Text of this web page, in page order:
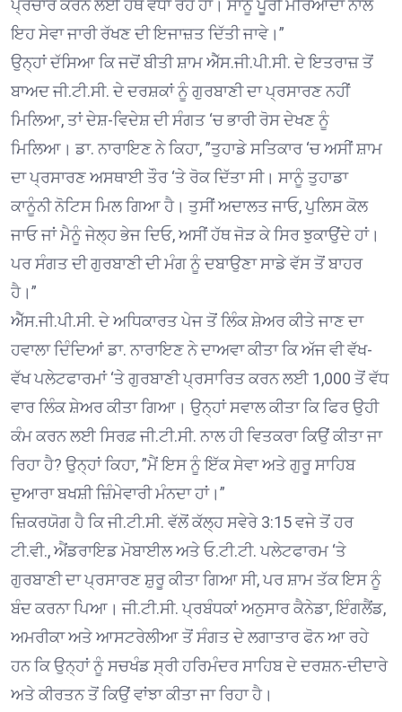
ਪ੍ਰਚਾਰ ਕਰਨ ਲਈ ਹੱਥ ਵਧਾ ਰਹੇ ਹਾਂ। ਸਾਨੂੰ ਪੂਰੀ ਮਰਿਆਦਾ ਨਾਲ
ਇਹ ਸੇਵਾ ਜਾਰੀ ਰੱਖਣ ਦੀ ਇਜਾਜ਼ਤ ਦਿੱਤੀ ਜਾਵੇ।”
ਉਨ੍ਹਾਂ ਦੱਸਿਆ ਕਿ ਜਦੋਂ ਬੀਤੀ ਸ਼ਾਮ ਐੱਸ.ਜੀ.ਪੀ.ਸੀ. ਦੇ ਇਤਰਾਜ਼ ਤੋਂ
ਬਾਅਦ ਜੀ.ਟੀ.ਸੀ. ਦੇ ਦਰਸ਼ਕਾਂ ਨੂੰ ਗੁਰਬਾਣੀ ਦਾ ਪ੍ਰਸਾਰਣ ਨਹੀਂ
ਮਿਲਿਆ, ਤਾਂ ਦੇਸ਼-ਵਿਦੇਸ਼ ਦੀ ਸੰਗਤ ‘ਚ ਭਾਰੀ ਰੋਸ ਦੇਖਣ ਨੂੰ
ਮਿਲਿਆ। ਡਾ. ਨਾਰਾਇਣ ਨੇ ਕਿਹਾ, ”ਤੁਹਾਡੇ ਸਤਿਕਾਰ ‘ਚ ਅਸੀਂ ਸ਼ਾਮ
ਦਾ ਪ੍ਰਸਾਰਣ ਅਸਥਾਈ ਤੌਰ ‘ਤੇ ਰੋਕ ਦਿੱਤਾ ਸੀ। ਸਾਨੂੰ ਤੁਹਾਡਾ
ਕਾਨੂੰਨੀ ਨੋਟਿਸ ਮਿਲ ਗਿਆ ਹੈ। ਤੁਸੀਂ ਅਦਾਲਤ ਜਾਓ, ਪੁਲਿਸ ਕੋਲ
ਜਾਓ ਜਾਂ ਮੈਨੂੰ ਜੇਲ੍ਹ ਭੇਜ ਦਿਓ, ਅਸੀਂ ਹੱਥ ਜੋੜ ਕੇ ਸਿਰ ਝੁਕਾਉਂਦੇ ਹਾਂ।
ਪਰ ਸੰਗਤ ਦੀ ਗੁਰਬਾਣੀ ਦੀ ਮੰਗ ਨੂੰ ਦਬਾਉਣਾ ਸਾਡੇ ਵੱਸ ਤੋਂ ਬਾਹਰ
ਹੈ।”
ਐੱਸ.ਜੀ.ਪੀ.ਸੀ. ਦੇ ਅਧਿਕਾਰਤ ਪੇਜ ਤੋਂ ਲਿੰਕ ਸ਼ੇਅਰ ਕੀਤੇ ਜਾਣ ਦਾ
ਹਵਾਲਾ ਦਿੰਦਿਆਂ ਡਾ. ਨਾਰਾਇਣ ਨੇ ਦਾਅਵਾ ਕੀਤਾ ਕਿ ਅੱਜ ਵੀ ਵੱਖ-
ਵੱਖ ਪਲੇਟਫਾਰਮਾਂ ‘ਤੇ ਗੁਰਬਾਣੀ ਪ੍ਰਸਾਰਿਤ ਕਰਨ ਲਈ 1,000 ਤੋਂ ਵੱਧ
ਵਾਰ ਲਿੰਕ ਸ਼ੇਅਰ ਕੀਤਾ ਗਿਆ। ਉਨ੍ਹਾਂ ਸਵਾਲ ਕੀਤਾ ਕਿ ਫਿਰ ਉਹੀ
ਕੰਮ ਕਰਨ ਲਈ ਸਿਰਫ਼ ਜੀ.ਟੀ.ਸੀ. ਨਾਲ ਹੀ ਵਿਤਕਰਾ ਕਿਉਂ ਕੀਤਾ ਜਾ
ਰਿਹਾ ਹੈ? ਉਨ੍ਹਾਂ ਕਿਹਾ, ”ਮੈਂ ਇਸ ਨੂੰ ਇੱਕ ਸੇਵਾ ਅਤੇ ਗੁਰੂ ਸਾਹਿਬ
ਦੁਆਰਾ ਬਖਸ਼ੀ ਜ਼ਿੰਮੇਵਾਰੀ ਮੰਨਦਾ ਹਾਂ।”
ਜ਼ਿਕਰਯੋਗ ਹੈ ਕਿ ਜੀ.ਟੀ.ਸੀ. ਵੱਲੋਂ ਕੱਲ੍ਹ ਸਵੇਰੇ 3:15 ਵਜੇ ਤੋਂ ਹਰ
ਟੀ.ਵੀ., ਐਂਡਰਾਇਡ ਮੋਬਾਈਲ ਅਤੇ ਓ.ਟੀ.ਟੀ. ਪਲੇਟਫਾਰਮ ‘ਤੇ
ਗੁਰਬਾਣੀ ਦਾ ਪ੍ਰਸਾਰਣ ਸ਼ੁਰੂ ਕੀਤਾ ਗਿਆ ਸੀ, ਪਰ ਸ਼ਾਮ ਤੱਕ ਇਸ ਨੂੰ
ਬੰਦ ਕਰਨਾ ਪਿਆ। ਜੀ.ਟੀ.ਸੀ. ਪ੍ਰਬੰਧਕਾਂ ਅਨੁਸਾਰ ਕੈਨੇਡਾ, ਇੰਗਲੈਂਡ,
ਅਮਰੀਕਾ ਅਤੇ ਆਸਟਰੇਲੀਆ ਤੋਂ ਸੰਗਤ ਦੇ ਲਗਾਤਾਰ ਫੋਨ ਆ ਰਹੇ
ਹਨ ਕਿ ਉਨ੍ਹਾਂ ਨੂੰ ਸਚਖੰਡ ਸ੍ਰੀ ਹਰਿਮੰਦਰ ਸਾਹਿਬ ਦੇ ਦਰਸ਼ਨ-ਦੀਦਾਰੇ
ਅਤੇ ਕੀਰਤਨ ਤੋਂ ਕਿਉਂ ਵਾਂਝਾ ਕੀਤਾ ਜਾ ਰਿਹਾ ਹੈ।